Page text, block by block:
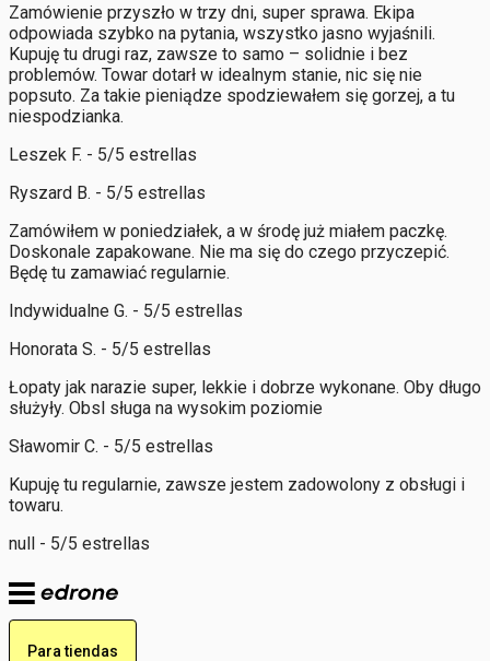
Zamówienie przyszło w trzy dni, super sprawa. Ekipa
odpowiada szybko na pytania, wszystko jasno wyjaśnili.
Kupuję tu drugi raz, zawsze to samo – solidnie i bez
problemów. Towar dotarł w idealnym stanie, nic się nie
popsuto. Za takie pieniądze spodziewałem się gorzej, a tu
niespodzianka.
Leszek F. - 5/5 estrellas
Ryszard B. - 5/5 estrellas
Zamówiłem w poniedziałek, a w środę już miałem paczkę.
Doskonale zapakowane. Nie ma się do czego przyczepić.
Będę tu zamawiać regularnie.
Indywidualne G. - 5/5 estrellas
Honorata S. - 5/5 estrellas
Łopaty jak narazie super, lekkie i dobrze wykonane. Oby długo
służyły. Obsl sługa na wysokim poziomie
Sławomir C. - 5/5 estrellas
Kupuję tu regularnie, zawsze jestem zadowolony z obsługi i
towaru.
null - 5/5 estrellas
Para tiendas